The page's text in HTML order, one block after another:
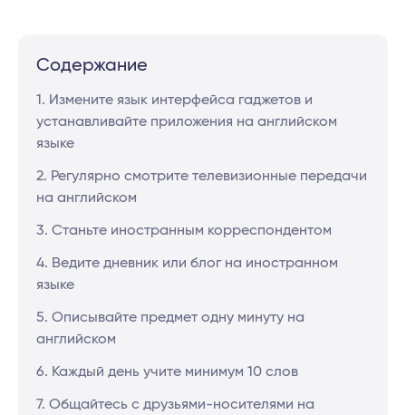
Содержание
1. Измените язык интерфейса гаджетов и
устанавливайте приложения на английском
языке
2. Регулярно смотрите телевизионные передачи
на английском
3. Станьте иностранным корреспондентом
4. Ведите дневник или блог на иностранном
языке
5. Описывайте предмет одну минуту на
английском
6. Каждый день учите минимум 10 слов
7. Общайтесь с друзьями-носителями на